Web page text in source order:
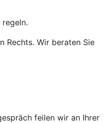
Rechts. Wir beraten Sie
feilen wir an Ihrer